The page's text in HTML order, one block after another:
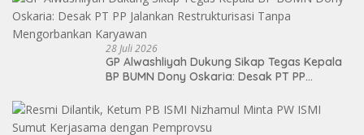
28 Juli 2026
GP Alwashliyah Dukung Sikap Tegas Kepala
BP BUMN Dony Oskaria: Desak PT PP
Mengorbankan Karyawan